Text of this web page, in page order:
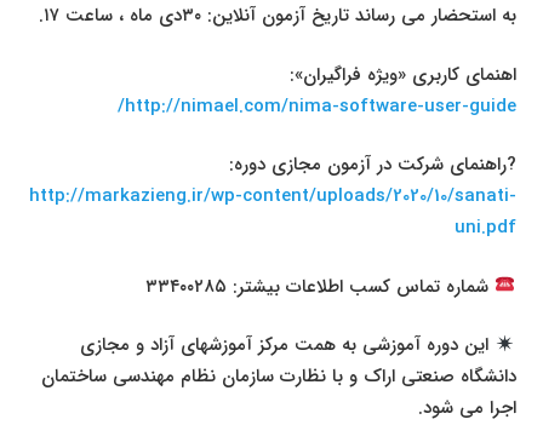
به استحضار می رساند تاریخ آزمون آنلاین: ۳۰دی ماه ، ساعت ۱۷.
اهنمای کاربری «ویژه فراگیران»:
http://nimael.com/nima-software-user-guide
/
?راهنمای شرکت در آزمون مجازی دوره:
http://markazieng.ir/wp-content/uploads/2020/10/sanati-
uni.pdf
شماره تماس کسب اطلاعات بیشتر: ۳۳۴۰۰۲۸۵
این دوره آموزشی به همت مرکز آموزشهای آزاد و مجازی
دانشگاه صنعتی اراک و با نظارت سازمان نظام مهندسی ساختمان
اجرا می شود.